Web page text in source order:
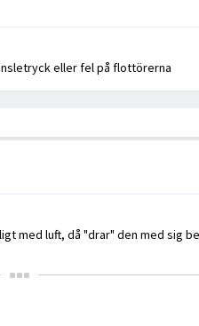
eller fel på flottörerna
med luft, då "drar" den med sig